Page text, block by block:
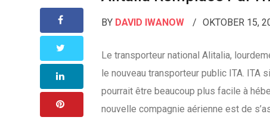
BY DAVID IWANOW OKTOBER 15,
Le transporteur national Alitalia,
le nouveau transporteur public ITA. ITA
pourrait être beaucoup plus facile à
nouvelle compagnie aérienne est de